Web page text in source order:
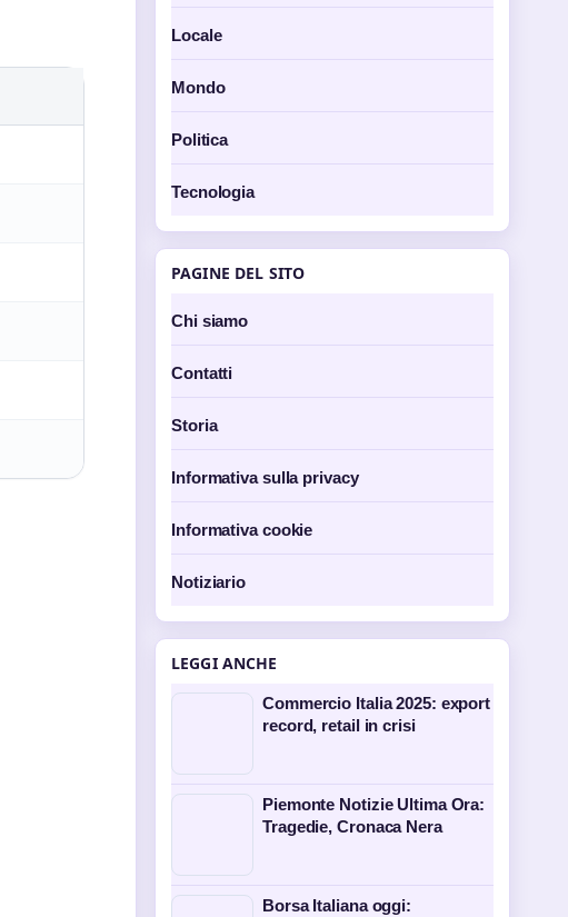
Locale
Mondo
Politica
Tecnologia
PAGINE DEL SITO
Chi siamo
Contatti
Storia
Informativa sulla privacy
Informativa cookie
Notiziario
LEGGI ANCHE
Commercio Italia 2025: export
record, retail in crisi
Piemonte Notizie Ultima Ora:
Tragedie, Cronaca Nera
Borsa Italiana oggi: